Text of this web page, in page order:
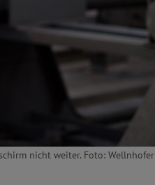
nicht weiter. Foto: Wellnhofer